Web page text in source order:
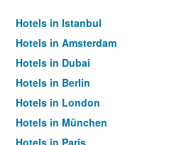
Hotels in Istanbul
Hotels in Amsterdam
Hotels in Dubai
Hotels in Berlin
Hotels in London
Hotels in München